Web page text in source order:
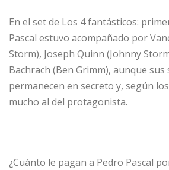
En el set de Los 4 fantásticos:
Pascal estuvo acompañado por
Storm), Joseph Quinn (Johnny
Bachrach (Ben Grimm), aunque sus
permanecen en secreto y, según
mucho al del protagonista.
¿Cuánto le pagan a Pedro Pascal